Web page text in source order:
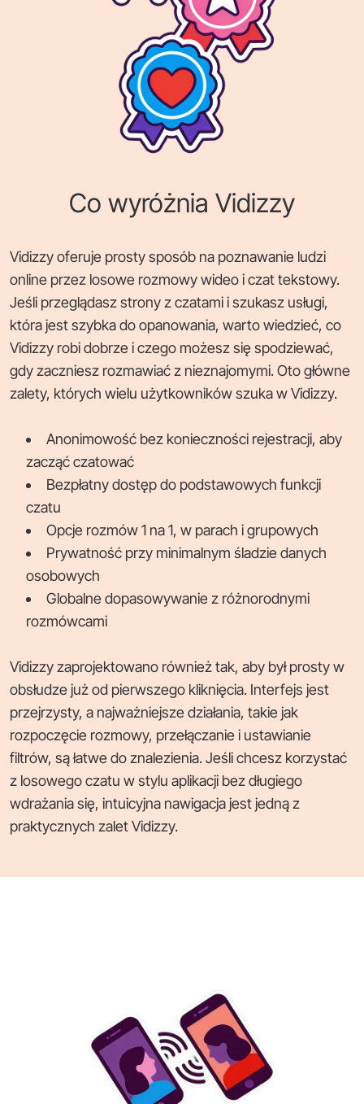
Co wyróżnia Vidizzy
Vidizzy oferuje prosty sposób na poznawanie ludzi
online przez losowe rozmowy wideo i czat tekstowy.
Jeśli przeglądasz strony z czatami i szukasz usługi,
która jest szybka do opanowania, warto wiedzieć, co
Vidizzy robi dobrze i czego możesz się spodziewać,
gdy zaczniesz rozmawiać z nieznajomymi. Oto główne
zalety, których wielu użytkowników szuka w Vidizzy.
Anonimowość bez konieczności rejestracji, aby
zacząć czatować
Bezpłatny dostęp do podstawowych funkcji
czatu
Opcje rozmów 1 na 1, w parach i grupowych
Prywatność przy minimalnym śladzie danych
osobowych
Globalne dopasowywanie z różnorodnymi
rozmówcami
Vidizzy zaprojektowano również tak, aby był prosty w
obsłudze już od pierwszego kliknięcia. Interfejs jest
przejrzysty, a najważniejsze działania, takie jak
rozpoczęcie rozmowy, przełączanie i ustawianie
filtrów, są łatwe do znalezienia. Jeśli chcesz korzystać
z losowego czatu w stylu aplikacji bez długiego
wdrażania się, intuicyjna nawigacja jest jedną z
praktycznych zalet Vidizzy.